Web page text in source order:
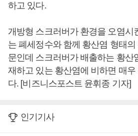
하고 있다.
개방형 스크러버가 환경을 오염시
는 폐세정수와 함께 황산염 형태의
문인데 스크러버가 배출하는 황산
재하고 있는 황산염에 비하면 매우
다. [비즈니스포스트 윤휘종 기자]
인기기사